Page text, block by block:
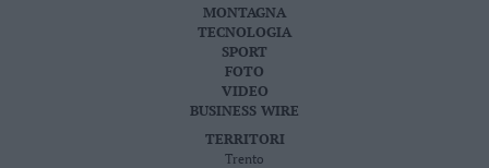
MONTAGNA
TECNOLOGIA
SPORT
FOTO
VIDEO
BUSINESS WIRE
TERRITORI
Trento